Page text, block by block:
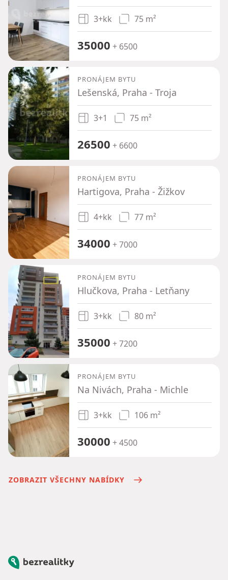
3+kk 75 m²
35000 + 6500
PRONÁJEM BYTU
Lešenská, Praha - Troja
3+1 75 m²
26500 + 6600
PRONÁJEM BYTU
Hartigova, Praha - Žižkov
4+kk 77 m²
34000 + 7000
PRONÁJEM BYTU
Hlučkova, Praha - Letňany
3+kk 80 m²
35000 + 7200
PRONÁJEM BYTU
Na Nivách, Praha - Michle
3+kk 106 m²
30000 + 4500
ZOBRAZIT VŠECHNY NABÍDKY
Bezrealitky